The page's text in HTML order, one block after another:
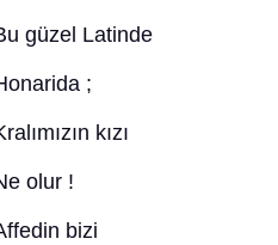
güzel Latinde
;
kızı
olur !
bizi